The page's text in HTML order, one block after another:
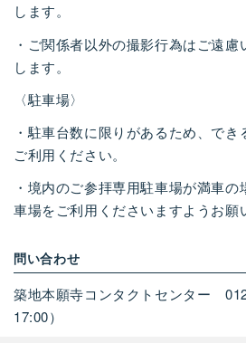
します。
・ご関係者以外の撮影行為はご遠
します。
〈駐車場〉
・駐車台数に限りがあるため、で
ご利用ください。
・境内のご参拝専用駐車場が満車
車場をご利用くださいますようお願
問い合わせ
築地本願寺コンタクトセンター
17:00）